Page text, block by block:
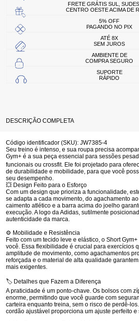
FRETE GRÁTIS SUL,
CENTRO OESTE ACIMA DE
5% OFF
PAGANDO NO PIX
ATÉ 8X
SEM JUROS
AMBIENTE DE
COMPRA SEGURO
SUPORTE
RÁPIDO
DESCRIÇÃO COMPLETA
Código identificador (SKU): JW7385-4
Seu treino é intenso, e sua roupa precisa
Gym+ é a sua peça essencial para sessões
funcionais ou crossfit. Ele foi projetado para
de durabilidade e mobilidade, para que você
seu desempenho.
💥 Design Feito para o Esforço
Com um design que prioriza a funcionalidade,
se adapta a cada movimento, do agachamento
caimento atlético e a barra acima do joelho
execução. A logo da Adidas, sutilmente
autenticidade da marca.
⚙️ Mobilidade e Resistência
Feito com um tecido leve e elástico, o Short Gym+
você. Essa flexibilidade é crucial para exercícios
amplitude de movimento, como agachamentos
reforçada e o material de alta qualidade
mais exigentes.
🏷️ Detalhes que Fazem a Diferença
A praticidade é um ponto-chave. Os bolsos com
enorme, permitindo que você guarde com
carteira enquanto treina, sem o risco de perdê-
cordão ajustável proporciona um ajuste perfeito e